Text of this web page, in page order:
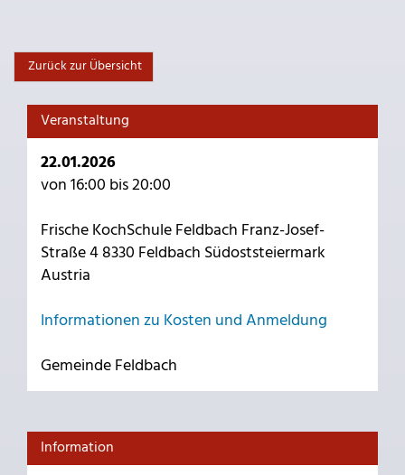
Zurück zur Übersicht
Veranstaltung
22.01.2026
von 16:00 bis 20:00
Frische KochSchule Feldbach Franz-Josef-
Straße 4 8330 Feldbach Südoststeiermark
Austria
Informationen zu Kosten und Anmeldung
Gemeinde Feldbach
Information